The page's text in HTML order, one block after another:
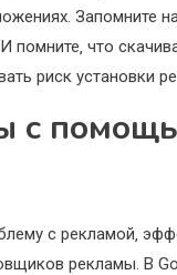
Запомните
что
риск установки
с
с рекламой‚
рекламы. В